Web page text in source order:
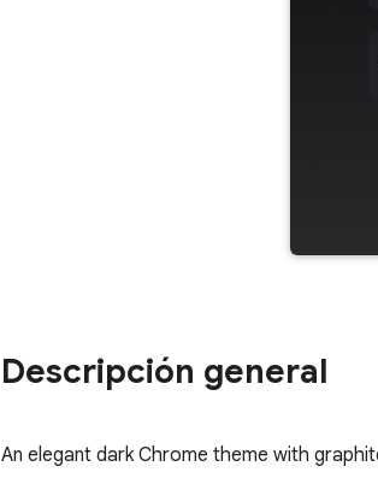
Descripción general
An elegant dark Chrome theme with